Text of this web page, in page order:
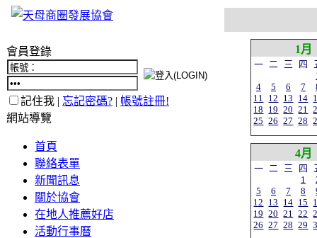
會員登錄
記住我 | 忘記密碼? | 帳號註冊!
網站導覽
首頁
聯絡表單
新聞訊息
關於協會
在地人推薦好店
活動行事曆
1月
一 二 三 四
4
5 6 7
11 12 13 14
18 19 20 21
25 26 27 28
4月
一 二 三 四
1
5
6 7 8
12 13 14 15
19 20 21 22
26 27 28 29